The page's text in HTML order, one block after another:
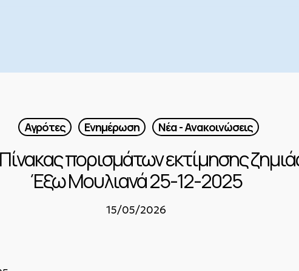
Αγρότες Ενημέρωση Νέα - Ανακοινώσεις
πορισμάτων εκτίμησης
Έξω Μουλιανά 25-12-2025
15/05/2026